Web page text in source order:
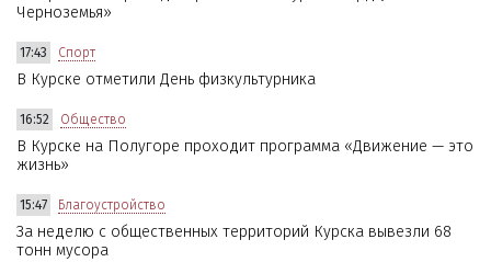
Черноземья»
17:43 Спорт
В Курске отметили День физкультурника
16:52 Общество
В Курске на Полугоре проходит программа «Движение — это
жизнь»
15:47 Благоустройство
За неделю с общественных территорий Курска вывезли 68
тонн мусора